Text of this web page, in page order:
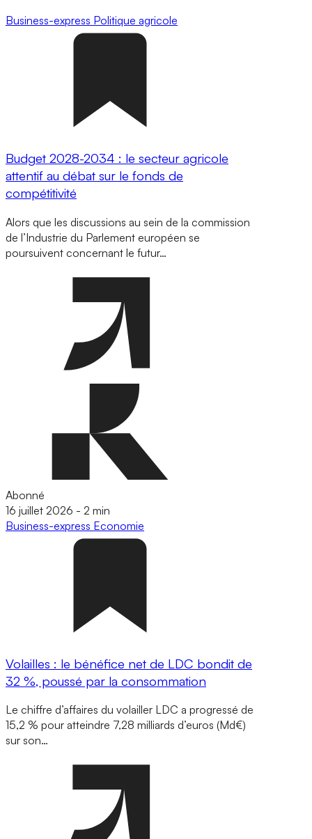
Business-express Politique agricole
Budget 2028-2034 : le secteur agricole
attentif au débat sur le fonds de
compétitivité
Alors que les discussions au sein de la commission
de l’Industrie du Parlement européen se
poursuivent concernant le futur…
Abonné
16 juillet 2026 - 2 min
Business-express Economie
Volailles : le bénéfice net de LDC bondit de
32 %, poussé par la consommation
Le chiffre d’affaires du volailler LDC a progressé de
15,2 % pour atteindre 7,28 milliards d’euros (Md€)
sur son…